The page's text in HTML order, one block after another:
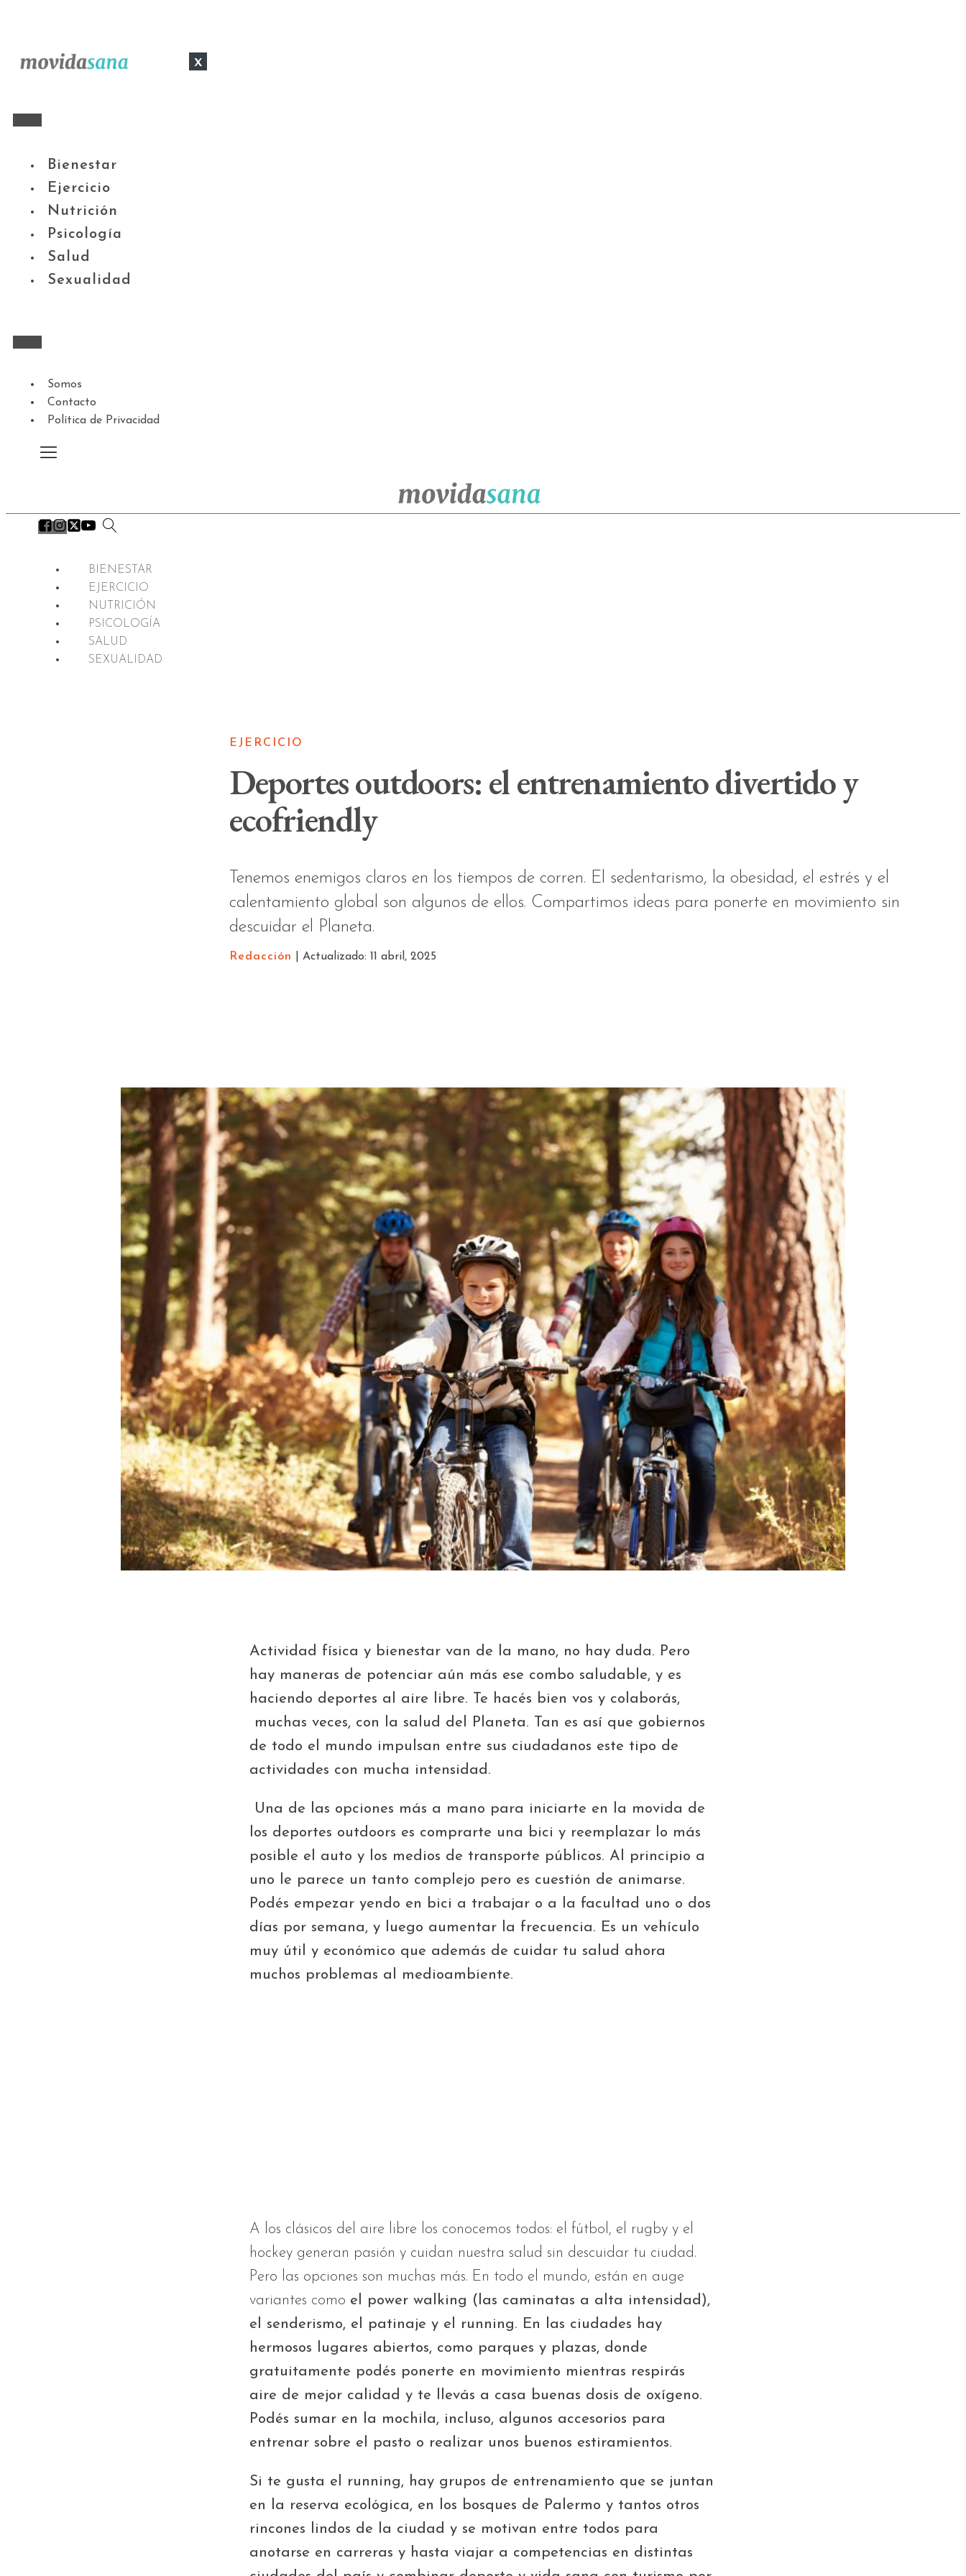
x
Bienestar
Ejercicio
Nutrición
Psicología
Salud
Sexualidad
Somos
Contacto
Política de Privacidad
BIENESTAR
EJERCICIO
NUTRICIÓN
PSICOLOGÍA
SALUD
SEXUALIDAD
EJERCICIO
Deportes outdoors: el entrenamiento divertido y
ecofriendly
Tenemos enemigos claros en los tiempos de corren. El sedentarismo, la obesidad, el estrés y el
calentamiento global son algunos de ellos. Compartimos ideas para ponerte en movimiento sin
descuidar el Planeta.
Redacción | Actualizado: 11 abril, 2025
Actividad física y bienestar van de la mano, no hay duda. Pero
hay maneras de potenciar aún más ese combo saludable, y es
haciendo deportes al aire libre. Te hacés bien vos y colaborás,
muchas veces, con la salud del Planeta. Tan es así que gobiernos
de todo el mundo impulsan entre sus ciudadanos este tipo de
actividades con mucha intensidad.
Una de las opciones más a mano para iniciarte en la movida de
los deportes outdoors es comprarte una bici y reemplazar lo más
posible el auto y los medios de transporte públicos. Al principio a
uno le parece un tanto complejo pero es cuestión de animarse.
Podés empezar yendo en bici a trabajar o a la facultad uno o dos
días por semana, y luego aumentar la frecuencia. Es un vehículo
muy útil y económico que además de cuidar tu salud ahora
muchos problemas al medioambiente.
A los clásicos del aire libre los conocemos todos: el fútbol, el rugby y el
hockey generan pasión y cuidan nuestra salud sin descuidar tu ciudad.
Pero las opciones son muchas más. En todo el mundo, están en auge
variantes como el power walking (las caminatas a alta intensidad),
el senderismo, el patinaje y el running. En las ciudades hay
hermosos lugares abiertos, como parques y plazas, donde
gratuitamente podés ponerte en movimiento mientras respirás
aire de mejor calidad y te llevás a casa buenas dosis de oxígeno.
Podés sumar en la mochila, incluso, algunos accesorios para
entrenar sobre el pasto o realizar unos buenos estiramientos.
Si te gusta el running, hay grupos de entrenamiento que se juntan
en la reserva ecológica, en los bosques de Palermo y tantos otros
rincones lindos de la ciudad y se motivan entre todos para
anotarse en carreras y hasta viajar a competencias en distintas